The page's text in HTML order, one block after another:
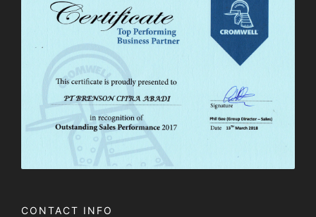
CONTACT INFO